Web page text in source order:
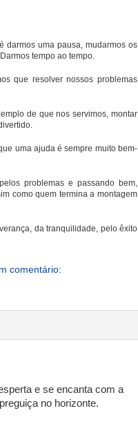
darmos uma pausa, mudarmos os
tempo ao tempo.
que resolver nossos problemas
de que nos servimos, montar
uma ajuda é sempre muito bem-
problemas e passando bem,
como quem termina a montagem
da tranquilidade, pelo êxito
comentário:
e se encanta com a
no horizonte.